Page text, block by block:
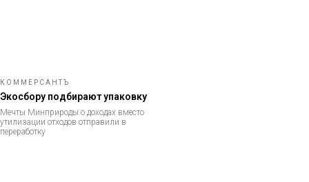
КОММЕРСАНТЪ
Экосбору подбирают упаковку
Мечты Минприроды о доходах вместо
утилизации отходов отправили в
переработку